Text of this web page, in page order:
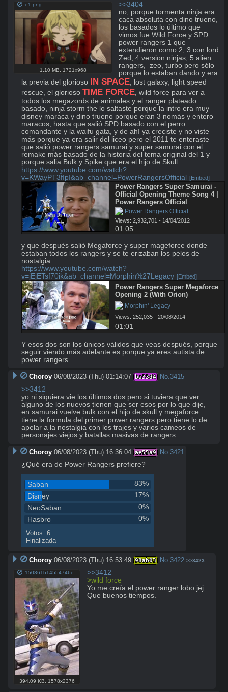
e1.png
1.10 MB, 1721x968
>>3404
no, porque tormenta ninja era
caca absoluta con dino trueno,
los basados lo último que
vimos fue Wild Force y SPD.
power rangers 1 que
extendieron como 2, 3 con lord
Zed, 4 version ninjas, 5 alien
rangers,  zeo, turbo pero sólo
porque lo estaban dando y era
la previa del glorioso IN SPACE, lost galaxy, light speed
rescue, el glorioso TIME FORCE, wild force para ver a
todos los megazords de animales y el ranger plateado
basado, ninja storm the lo saltaste porque la intro era muy
disney maraca y dino trueno porque eran 3 nomás y entero
maracos, hasta que salió SPD basado con el perro
comandante y la waifu gata, y de ahí ya creciste y no viste
más porque ya era salir del liceo pero el 2011 te enteraste
que salió power rangers samurai y super samurai con el
remake más basado de la historia del tema original del 1 y
https://www.youtube.com/watch?
v=KWayPT3fIpI&ab_channel=PowerRangersOfficial
[Embed]
Power Rangers Super Samurai -
Official Opening Theme Song 4 |
Power Rangers Official
Power Rangers Official
Views: 2,932,701 - 14/04/2012
01:05
y que después salió Megaforce y super mageforce donde
estaban todos los rangers y se te erizaban los pelos de
https://www.youtube.com/watch?
v=jEjETsf70ik&ab_channel=Morphin%27Legacy [Embed]
Power Rangers Super Megaforce
Opening 2 (With Orion)
Morphin' Legacy
Views: 252,035 - 20/08/2014
01:01
Y esos dos son los únicos válidos que veas después, porque
seguir viendo más adelante es porque ya eres autista de
power rangers
Choroy 06/08/2023 (Thu) 01:14:07 ba33d4 No.3415
>>3412
yo ni siquiera vie los últimos dos pero si tuviera que ver
alguno de los nuevos tienen que ser esos por lo que dije,
en samurai vuelve bulk con el hijo de skull y megaforce
tiene la formula del primer power rangers pero tiene lo de
apelar a la nostalgia con los trajes y varios cameos de
personajes viejos y batallas masivas de rangers
Choroy 06/08/2023 (Thu) 16:36:04 ae55a9 No.3421
¿Qué era de Power Rangers prefiere?
83%
Saban
17%
Disney
0%
NeoSaban
0%
Hasbro
Votos: 6
Finalizada
Choroy 06/08/2023 (Thu) 16:53:49 98ab03 No.3422 >>3423
150361b14554746ed6207285f878b418.jpg
394.09 KB, 1578x2376
>>3412
>wild force
Yo me creía el power ranger lobo jej.
Que buenos tiempos.